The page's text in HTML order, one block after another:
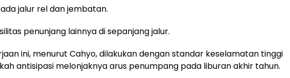
jalur rel dan jembatan.
penunjang lainnya di sepanjang jalur.
ini, menurut Cahyo, dilakukan dengan standar keselamatan tinggi
antisipasi melonjaknya arus penumpang pada liburan akhir tahun.